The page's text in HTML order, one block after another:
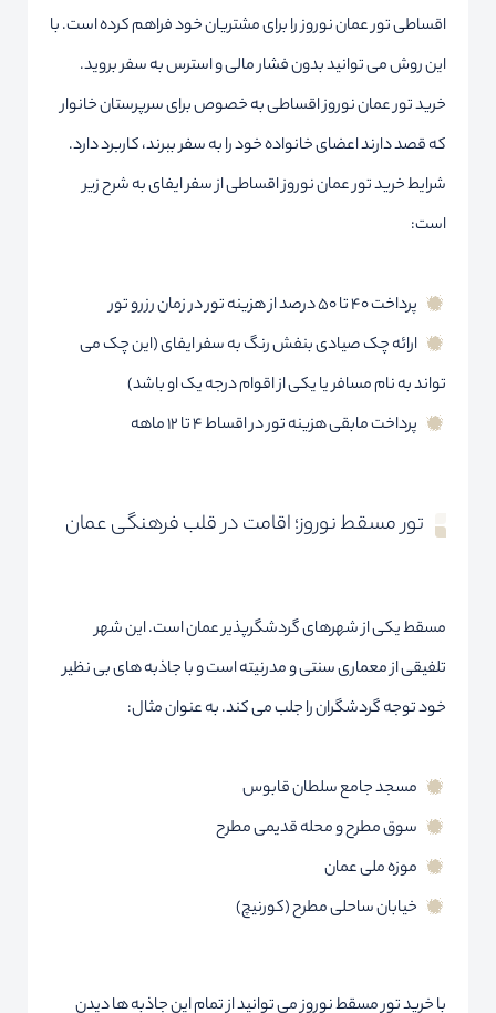
اقساطی تور عمان نوروز را برای مشتریان خود فراهم کرده است. با
این روش می توانید بدون فشار مالی و استرس به سفر بروید.
خرید تور عمان نوروز اقساطی به خصوص برای سرپرستان خانوار
که قصد دارند اعضای خانواده خود را به سفر ببرند، کاربرد دارد.
شرایط خرید تور عمان نوروز اقساطی از سفر ایفای به شرح زیر
است:
پرداخت 40 تا 50 درصد از هزینه تور در زمان رزرو تور
ارائه چک صیادی بنفش رنگ به سفر ایفای (این چک می
تواند به نام مسافر یا یکی از اقوام درجه یک او باشد)
پرداخت مابقی هزینه تور در اقساط 4 تا 12 ماهه
تور مسقط نوروز؛ اقامت در قلب فرهنگی عمان
مسقط یکی از شهرهای گردشگرپذیر عمان است. این شهر
تلفیقی از معماری سنتی و مدرنیته است و با جاذبه های بی نظیر
خود توجه گردشگران را جلب می کند. به عنوان مثال:
مسجد جامع سلطان قابوس
سوق مطرح و محله قدیمی مطرح
موزه ملی عمان
خیابان ساحلی مطرح (کورنیچ)
با خرید تور مسقط نوروز می توانید از تمام این جاذبه ها دیدن